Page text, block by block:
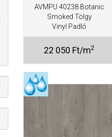
AVMPU 40238 Botanic
Smoked Tölgy
Vinyl Padló
22 050 Ft/m2